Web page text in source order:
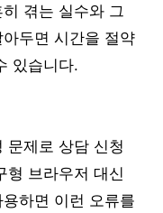
겪는 실수와 그
두면 시간을 절약
있습니다.
문제로 상담 신청
형 브라우저 대신
하면 이런 오류를